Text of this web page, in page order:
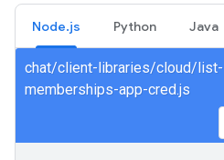
Node.js Python Java
chat/client-libraries/cloud/list-
memberships-app-cred.js